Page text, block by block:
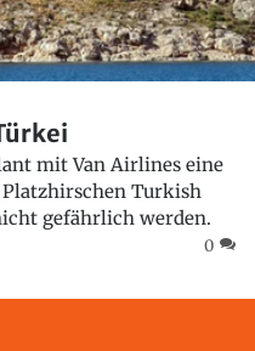
mit Van Airlines eine
Turkish
gefährlich werden.
0